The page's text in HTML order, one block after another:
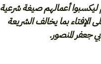
أعمالهم صيغة شرعية
الإفتاء بما يخالف الشريعة
جعفر المنصور.